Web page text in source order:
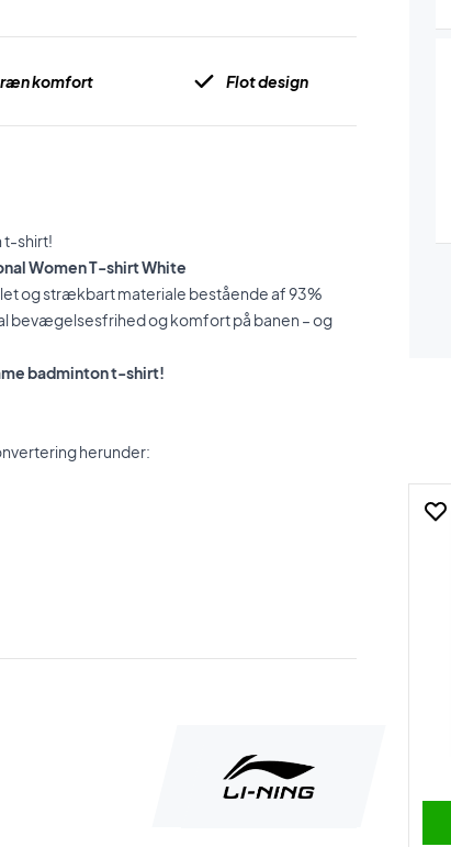
komfort Flot design
t-shirt!
Women T-shirt White
og strækbart materiale bestående af 93%
bevægelsesfrihed og komfort på banen – og
badminton t-shirt!
herunder: